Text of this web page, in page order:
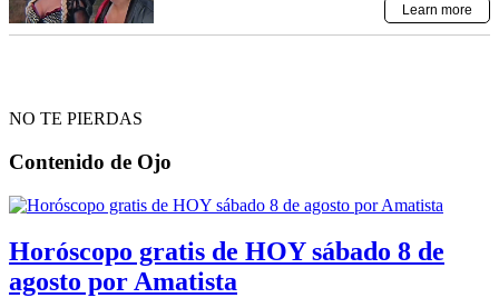
NO TE PIERDAS
Contenido de Ojo
Horóscopo gratis de HOY sábado 8 de
agosto por Amatista